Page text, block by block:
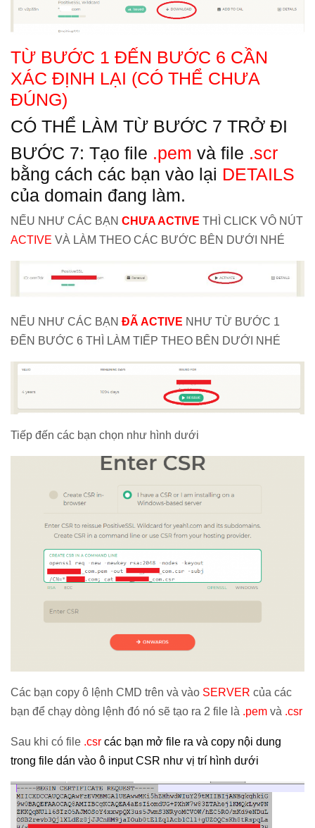
TỪ BƯỚC 1 ĐẾN BƯỚC 6 CẦN
XÁC ĐỊNH LẠI (CÓ THỂ CHƯA
ĐÚNG)
CÓ THỂ LÀM TỪ BƯỚC 7 TRỞ ĐI
BƯỚC 7: Tạo file .pem và file .scr
bằng cách các bạn vào lại DETAILS
của domain đang làm.
NẾU NHƯ CÁC BẠN CHƯA ACTIVE THÌ CLICK VÔ NÚT
ACTIVE VÀ LÀM THEO CÁC BƯỚC BÊN DƯỚI NHÉ
NẾU NHƯ CÁC BẠN ĐÃ ACTIVE NHƯ TỪ BƯỚC 1
ĐẾN BƯỚC 6 THÌ LÀM TIẾP THEO BÊN DƯỚI NHÉ
Tiếp đến các bạn chọn như hình dưới
Các bạn copy ô lệnh CMD trên và vào SERVER của các
bạn để chạy dòng lệnh đó nó sẽ tạo ra 2 file là .pem và .csr
Sau khi có file .csr các bạn mở file ra và copy nội dung
trong file dán vào ô input CSR như vị trí hình dưới